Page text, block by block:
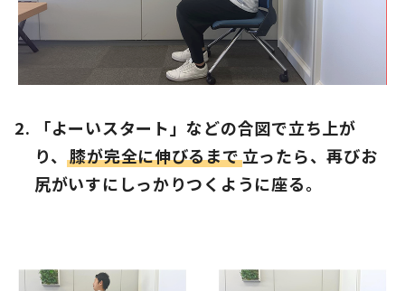
「よーいスタート」などの合図で立ち上が
り、膝が完全に伸びるまで立ったら、再びお
尻がいすにしっかりつくように座る。